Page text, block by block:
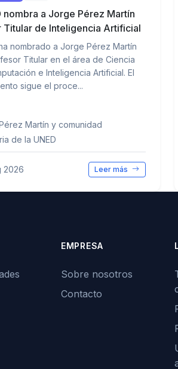
nombra a Jorge Pérez Martín
Titular de Inteligencia Artificial
nombrado a Jorge Pérez Martín
Titular en el área de Ciencia
e Inteligencia Artificial. El
sigue el proce...
Martín y comunidad
de la UNED
2026 Leer más
EMPRESA
Sobre nosotros
Contacto